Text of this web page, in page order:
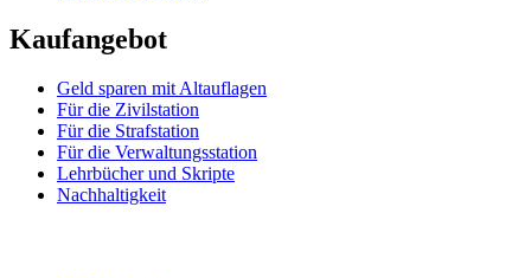
Kaufangebot
Geld sparen mit Altauflagen
Für die Zivilstation
Für die Strafstation
Für die Verwaltungsstation
Lehrbücher und Skripte
Nachhaltigkeit